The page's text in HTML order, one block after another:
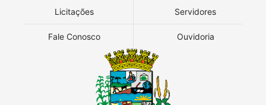
Licitações Servidores
Fale Conosco Ouvidoria